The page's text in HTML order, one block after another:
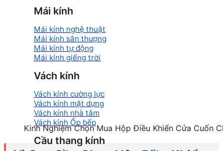
Mái kính
Mái kính nghệ thuật
Mái kính sân thượng
Mái kính tự động
Mái kính giếng trời
Vách kính
Vách kính cường lực
Vách kính mặt dựng
Vách kính nhà tắm
Vách kính Ốp bếp
Cầu thang kính
Kinh Nghiệm Chọn Mua Hộp Điều Khiển Cửa Cuốn